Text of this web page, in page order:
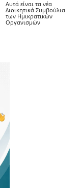
Αυτά είναι τα νέα
Διοικητικά Συμβούλια
των Ημικρατικών
Οργανισμών